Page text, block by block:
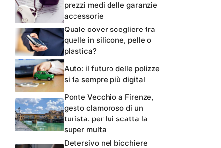
prezzi medi delle garanzie
accessorie
Quale cover scegliere tra
quelle in silicone, pelle o
plastica?
Auto: il futuro delle polizze
si fa sempre più digital
Ponte Vecchio a Firenze,
gesto clamoroso di un
turista: per lui scatta la
super multa
Detersivo nel bicchiere